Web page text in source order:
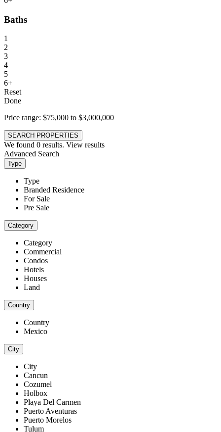
Baths
1
2
3
4
5
6+
Reset
Done
Price range: $75,000 to $3,000,000
SEARCH PROPERTIES
We found 0 results. View results
Advanced Search
Type
Type
Branded Residence
For Sale
Pre Sale
Category
Category
Commercial
Condos
Hotels
Houses
Land
Country
Country
Mexico
City
City
Cancun
Cozumel
Holbox
Playa Del Carmen
Puerto Aventuras
Puerto Morelos
Tulum